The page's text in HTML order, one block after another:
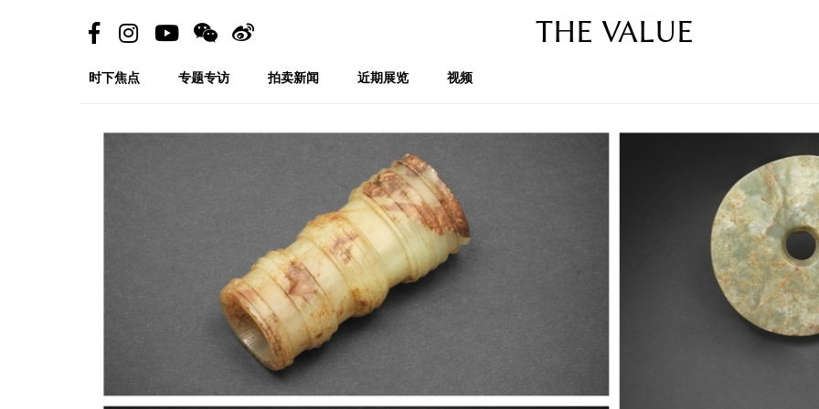
THE VALUE
时下焦点 专题专访 拍卖新闻 近期展览 视频